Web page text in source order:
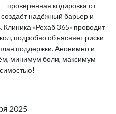
проверенная кодировка от
надёжный барьер и
Клиника «Рехаб 365» проводит
подробно объясняет риски
поддержки. Анонимно и
минимум боли, максимум
2025